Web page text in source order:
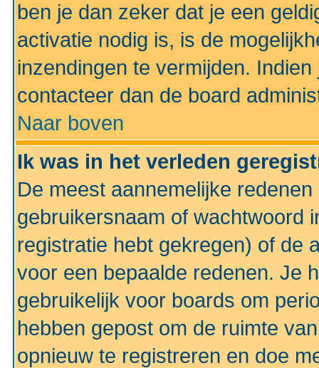
ben je dan zeker dat je een
activatie nodig is, is de
inzendingen te vermijden.
contacteer dan de board
Naar boven
Ik was in het verleden
De meest aannemelijke
gebruikersnaam of wachtwoord
registratie hebt gekregen) of de
voor een bepaalde redenen. Je
gebruikelijk voor boards om
hebben gepost om de ruimte
opnieuw te registreren en doe